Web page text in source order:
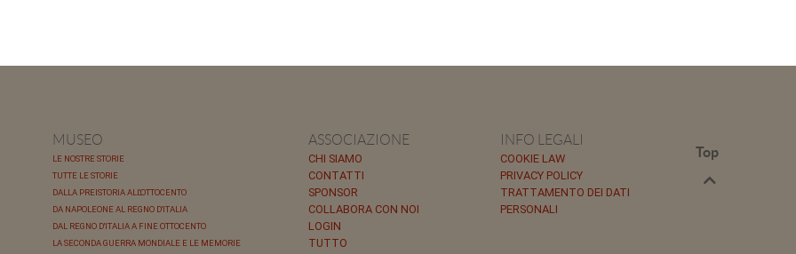
MUSEO
LE NOSTRE STORIE
TUTTE LE STORIE
DALLA PREISTORIA ALL'OTTOCENTO
DA NAPOLEONE AL REGNO D'ITALIA
DAL REGNO D'ITALIA A FINE OTTOCENTO
LA SECONDA GUERRA MONDIALE E LE MEMORIE
ASSOCIAZIONE
CHI SIAMO
CONTATTI
SPONSOR
COLLABORA CON NOI
LOGIN
TUTTO
INFO LEGALI
COOKIE LAW
PRIVACY POLICY
TRATTAMENTO DEI DATI
PERSONALI
Top